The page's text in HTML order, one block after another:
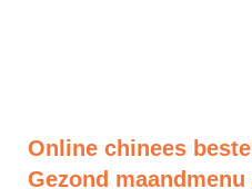
Online chinees
Gezond